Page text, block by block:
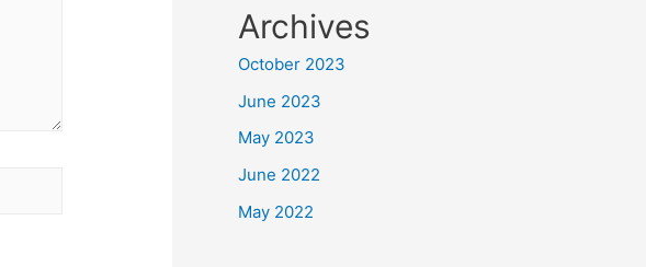
Archives
October 2023
June 2023
May 2023
June 2022
May 2022